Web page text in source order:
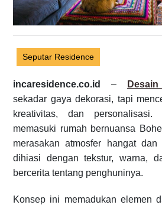
Seputar Residence
incaresidence.co.id –
sekadar gaya dekorasi, tapi
kreativitas, dan
memasuki rumah bernuansa
merasakan atmosfer hangat
dihiasi dengan tekstur, warna,
bercerita tentang penghuninya.
Konsep ini memadukan elemen